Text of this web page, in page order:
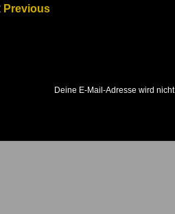
Previous
Deine E-Mail-Adresse wird